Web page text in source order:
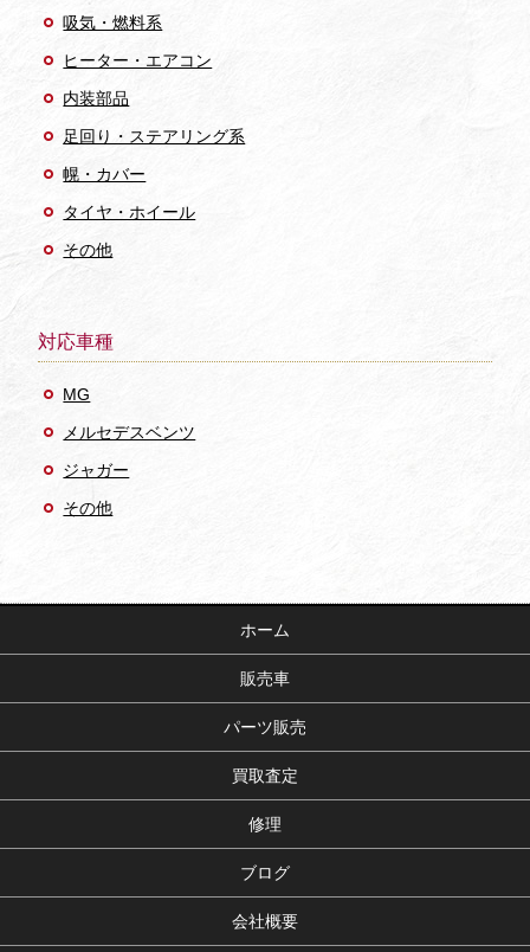
吸気・燃料系
ヒーター・エアコン
内装部品
足回り・ステアリング系
幌・カバー
タイヤ・ホイール
その他
対応車種
MG
メルセデスベンツ
ジャガー
その他
ホーム
販売車
パーツ販売
買取査定
修理
ブログ
会社概要